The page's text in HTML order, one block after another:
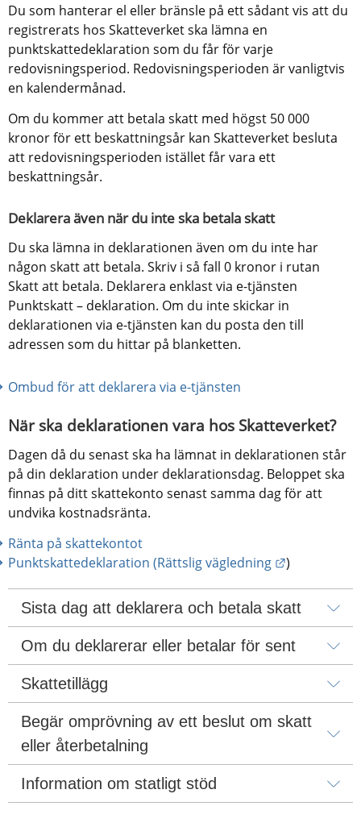
Du som hanterar el eller bränsle på ett sådant vis att du
registrerats hos Skatteverket ska lämna en
punktskattedeklaration som du får för varje
redovisningsperiod. Redovisningsperioden är vanligtvis
en kalendermånad.
Om du kommer att betala skatt med högst 50 000
kronor för ett beskattningsår kan Skatteverket besluta
att redovisningsperioden istället får vara ett
beskattningsår.
Deklarera även när du inte ska betala skatt
Du ska lämna in deklarationen även om du inte har
någon skatt att betala. Skriv i så fall 0 kronor i rutan
Skatt att betala. Deklarera enklast via e-tjänsten
Punktskatt – deklaration. Om du inte skickar in
deklarationen via e-tjänsten kan du posta den till
adressen som du hittar på blanketten.
Ombud för att deklarera via e-tjänsten
När ska deklarationen vara hos Skatteverket?
Dagen då du senast ska ha lämnat in deklarationen står
på din deklaration under deklarationsdag. Beloppet ska
finnas på ditt skattekonto senast samma dag för att
undvika kostnadsränta.
Ränta på skattekontot
Punktskattedeklaration (Rättslig vägledning
Länk till
)
Sista dag att deklarera och betala skatt
Om du deklarerar eller betalar för sent
Skattetillägg
Begär omprövning av ett beslut om skatt
eller återbetalning
Information om statligt stöd